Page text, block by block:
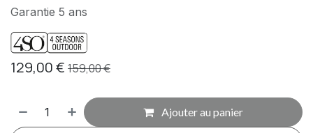
Garantie 5 ans
129,00€ 159,00€
Ajouter au panier